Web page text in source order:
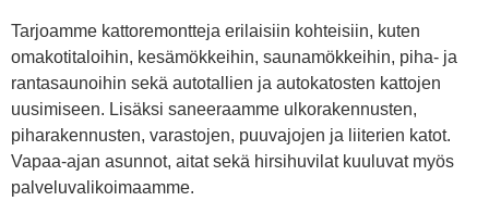
Tarjoamme kattoremontteja erilaisiin kohteisiin, kuten
omakotitaloihin, kesämökkeihin, saunamökkeihin, piha- ja
rantasaunoihin sekä autotallien ja autokatosten kattojen
uusimiseen. Lisäksi saneeraamme ulkorakennusten,
piharakennusten, varastojen, puuvajojen ja liiterien katot.
Vapaa-ajan asunnot, aitat sekä hirsihuvilat kuuluvat myös
palveluvalikoimaamme.